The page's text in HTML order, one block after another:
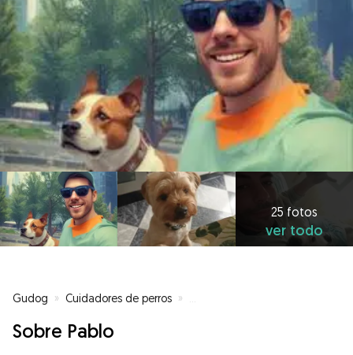
25 fotos
ver todo
Gudog » Cuidadores de perros »
Sobre Pablo